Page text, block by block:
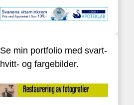
Se min portfolio med svart-
hvitt- og fargebilder.